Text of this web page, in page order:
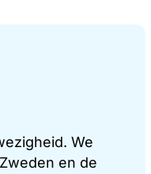
We
en de